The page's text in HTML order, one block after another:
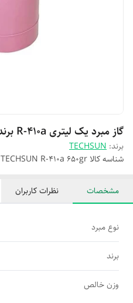
گاز مبرد یک لیتری R-410a برند تکسون TECHSUN
برند: TECHSUN
شناسه کالا TECHSUN R-410a 650gr
مشخصات نظرات کاربران
نوع مبرد
برند
وزن خالص